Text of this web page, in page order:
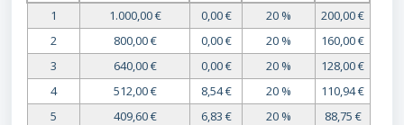
1 1.000,00 € 0,00 € 20 %
200,00 €
2
800,00 € 0,00 € 20 %
160,00 €
3
640,00 € 0,00 € 20 %
128,00 €
4
512,00 € 8,54 € 20 %
110,94 €
5
409,60 € 6,83 € 20 %
88,75 €